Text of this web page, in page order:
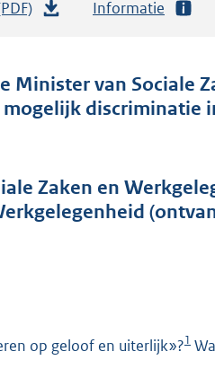
t
a
r
e
Informatie
Minister van Sociale
discriminatie
Zaken en
op geloof en uiterlijk»?1